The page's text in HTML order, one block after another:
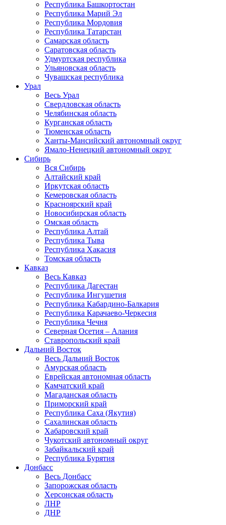
Республика Башкортостан
Республика Марий Эл
Республика Мордовия
Республика Татарстан
Самарская область
Саратовская область
Удмуртская республика
Ульяновская область
Чувашская республика
Урал
Весь Урал
Свердловская область
Челябинская область
Курганская область
Тюменская область
Ханты-Мансийский автономный округ
Ямало-Ненецкий автономный округ
Сибирь
Вся Сибирь
Алтайский край
Иркутская область
Кемеровская область
Красноярский край
Новосибирская область
Омская область
Республика Алтай
Республика Тыва
Республика Хакасия
Томская область
Кавказ
Весь Кавказ
Республика Дагестан
Республика Ингушетия
Республика Кабардино-Балкария
Республика Карачаево-Черкесия
Республика Чечня
Северная Осетия – Алания
Ставропольский край
Дальний Восток
Весь Дальний Восток
Амурская область
Еврейская автономная область
Камчатский край
Магаданская область
Приморский край
Республика Саха (Якутия)
Сахалинская область
Хабаровский край
Чукотский автономный округ
Забайкальский край
Республика Бурятия
Донбасс
Весь Донбасс
Запорожская область
Херсонская область
ЛНР
ДНР